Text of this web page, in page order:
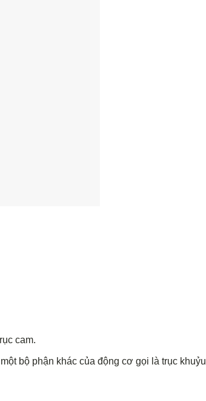
cam.
bộ phận khác của động cơ gọi là trục khuỷu